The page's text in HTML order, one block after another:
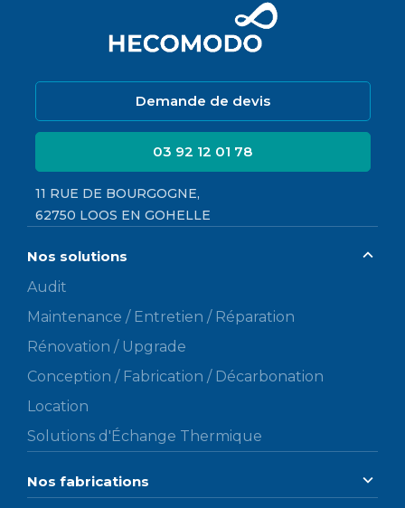
Nos solutions
Audit
Maintenance / Entretien / Réparation
Rénovation / Upgrade
Conception / Fabrication / Décarbonation
Location
Solutions d'Échange Thermique
Nos fabrications
Demande de devis
03 92 12 01 78
11 RUE DE BOURGOGNE,
62750 LOOS EN GOHELLE